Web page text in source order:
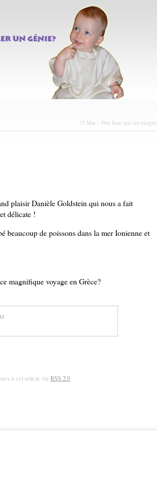
15 Mai – Plus haut que les nuages
plaisir Danièle Goldstein qui nous a fait
délicate !
beaucoup de poissons dans la mer Ionienne et
magnifique voyage en Grèce?
à cet article via RSS 2.0